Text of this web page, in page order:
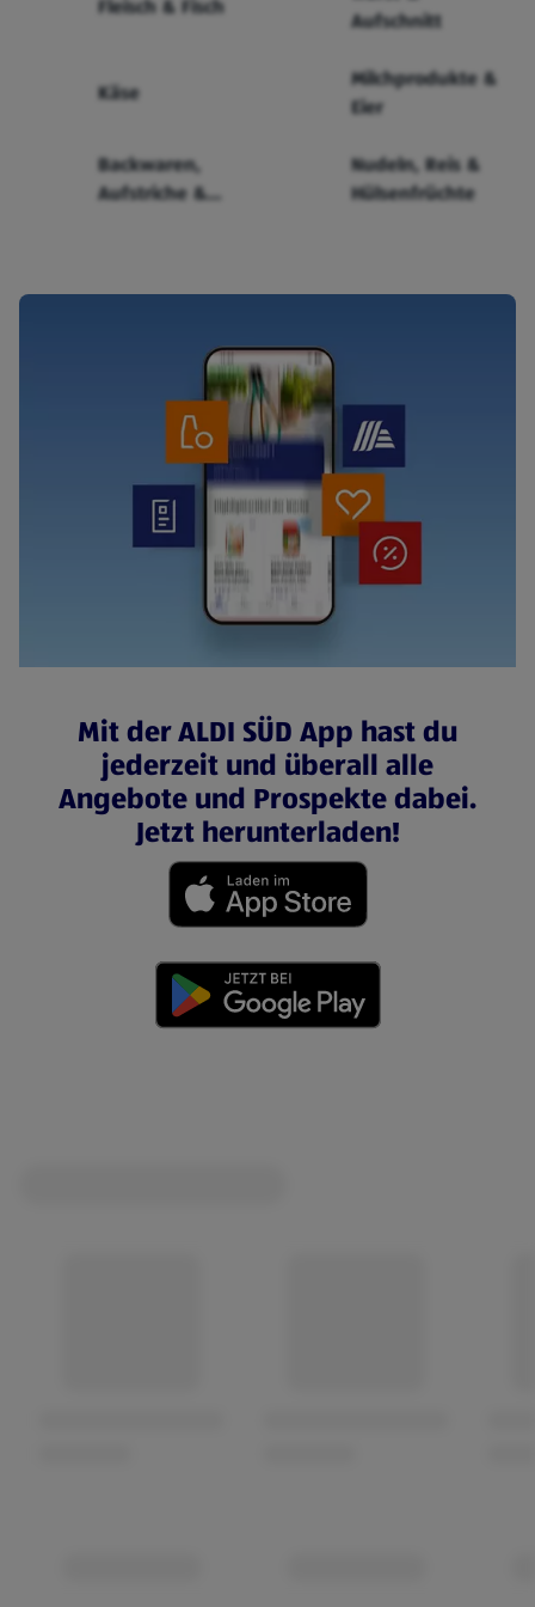
Fleisch & Fisch
Aufschnitt
Käse
Milchprodukte &
Eier
Backwaren,
Aufstriche &
Nudeln, Reis &
Hülsenfrüchte
Mit der ALDI SÜD App hast du
jederzeit und überall alle
Angebote und Prospekte dabei.
Jetzt herunterladen!